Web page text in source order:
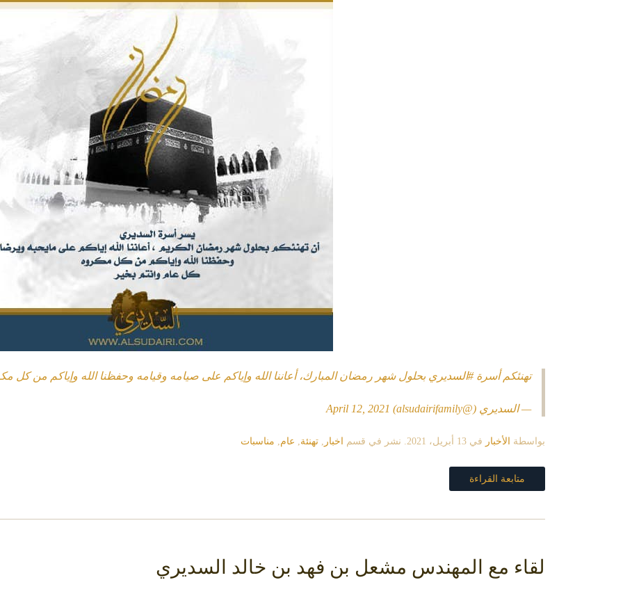
تهنئكم أسرة#السديري بحلول شهر رمضان المبارك، أعاننا الله وإياكم على صيامه وقيامه وحفظنا الله وإياكم من كل
— السديري (@alsudairifamily) April 12, 2021
بواسطة الأخبار في 13 أبريل، 2021 . نشر في قسم اخبار تهنئة عام مناسبات
متابعة القراءة
لقاء مع المهندس مشعل بن فهد بن خالد السديري